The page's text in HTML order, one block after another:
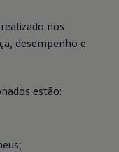
nos
desempenho e
estão: